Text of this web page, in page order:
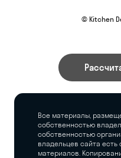
© Kitchen
Все материалы,
собственностью
собственностью
владельцев сайта
материалов.